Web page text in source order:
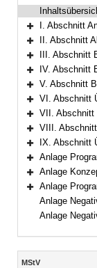
Bereich
Bereich
I. Abschnitt
Bereich
II. Abschnitt
Bereich
III. Abschnitt
Bereich
IV. Abschnitt
Bereich
V. Abschnitt
Bereich
VI. Abschnitt
Bereich
VII. Abschnitt
Bereich
VIII.
Bereich
IX. Abschnitt
Bereich
Anlage
Bereich
Anlage
Bereich
Anlage
Anlage
Anlage
Inhalt
MStV